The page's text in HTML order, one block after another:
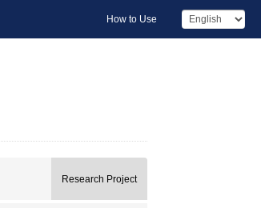
How to Use
Research Project